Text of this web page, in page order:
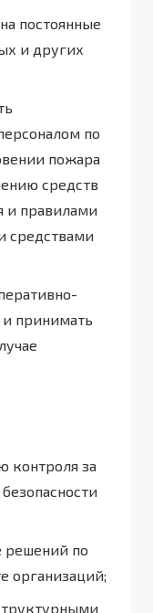
постоянные
и других
по
пожара
средств
и правилами
средствами
и принимать
контроля за
решений по
организаций;